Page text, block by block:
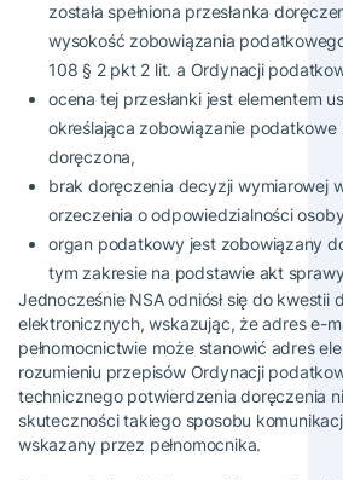
została spełniona przesłanka
wysokość zobowiązania
108 § 2 pkt 2 lit. a Ordynacji
ocena tej przesłanki jest elementem
określająca zobowiązanie podatkowe
doręczona,
brak doręczenia decyzji wymiarowej
orzeczenia o odpowiedzialności
organ podatkowy jest zobowiązany
tym zakresie na podstawie akt
Jednocześnie NSA odniósł się do kwestii
elektronicznych, wskazując, że adres e-
pełnomocnictwie może stanowić adres
rozumieniu przepisów Ordynacji
technicznego potwierdzenia doręczenia
skuteczności takiego sposobu
wskazany przez pełnomocnika.